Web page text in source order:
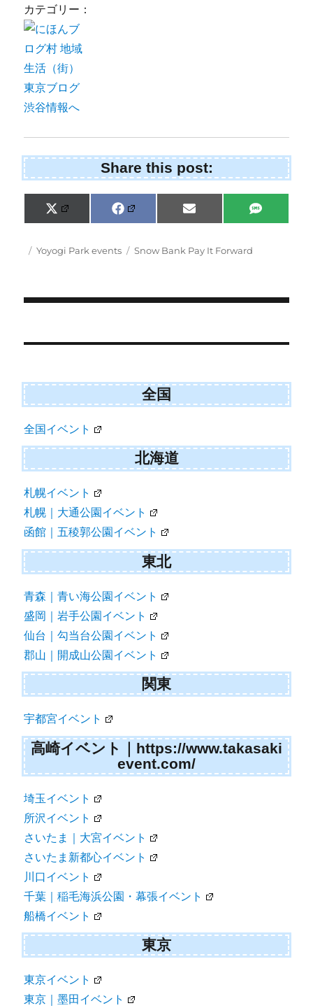
カテゴリー：
Share this post:
Share
on
X
(
w
i
r
Share
on
F
a
e
Share
on
E
m
i
Share
on
S
M
Posted
Categories
Yoyogi Park events Tags
Snow Bank Pay It Forward
navigation
全国
全国イベント
北海道
札幌イベント
札幌｜大通公園イベント
函館｜五稜郭公園イベント
東北
青森｜青い海公園イベント
盛岡｜岩手公園イベント
仙台｜勾当台公園イベント
郡山｜開成山公園イベント
関東
宇都宮イベント
高崎イベント｜https://www.takasaki
event.com/
埼玉イベント
所沢イベント
さいたま｜大宮イベント
さいたま新都心イベント
川口イベント
千葉｜稲毛海浜公園・幕張イベント
船橋イベント
東京
東京イベント
東京｜墨田イベント